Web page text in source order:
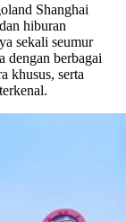
Shanghai
hiburan
sekali seumur
dengan berbagai
khusus, serta